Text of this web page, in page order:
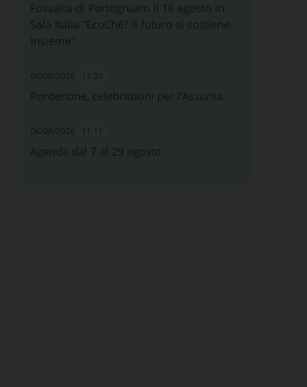
Fossalta di Portogruaro il 16 agosto in
Sala Italia “EcoChè? Il futuro si sostiene.
Insieme”
06/08/2026 11:31
Pordenone, celebrazioni per l’Assunta
06/08/2026 11:11
Agenda dal 7 al 29 agosto